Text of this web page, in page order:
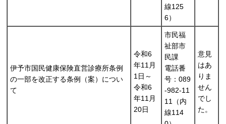
線125
6）
伊予市国民健康保険直営診療所条例
の一部を改正する条例（案）につい
て
令和6
年11月
1日～
令和6
年11月
20日
市民福
祉部市
民課
電話番
号：089
-982-11
11（内
線114
意見
はあ
りま
せん
でし
た。